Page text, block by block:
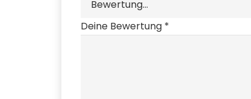
Deine Bewertung *